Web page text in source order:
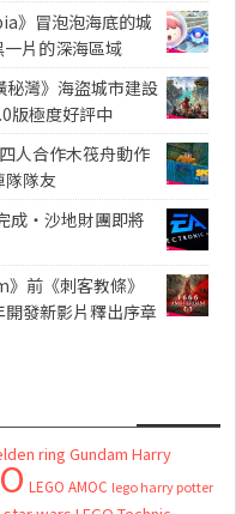
》冒泡泡海底的城
片的深海區域
秘灣》海盜城市建設
版極度好評中
人合作木筏舟動作
隊隊友
成・沙地財團即將
前《刺客教條》
發新影片釋出序章
ring Gundam Harry
LEGO AMOC lego harry potter